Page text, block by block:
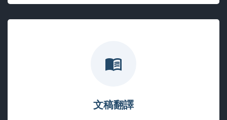
文稿翻譯